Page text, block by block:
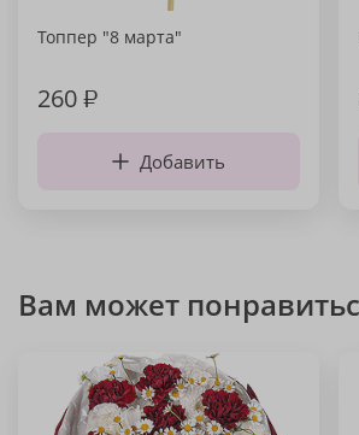
Топпер "8 марта"
260₽
Добавить
Вам может